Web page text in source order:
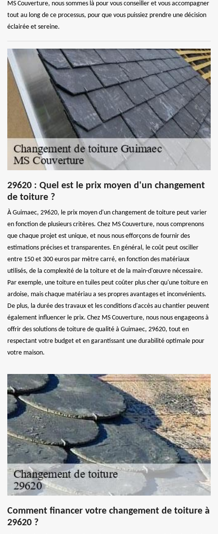
MS Couverture, nous sommes là pour vous conseiller et vous accompagner
tout au long de ce processus, pour que vous puissiez prendre une décision
éclairée et sereine.
29620 : Quel est le prix moyen d'un changement
de toiture ?
À Guimaec, 29620, le prix moyen d'un changement de toiture peut varier
en fonction de plusieurs critères. Chez MS Couverture, nous comprenons
que chaque projet est unique, et nous nous efforçons de fournir des
estimations précises et transparentes. En général, le coût peut osciller
entre 150 et 300 euros par mètre carré, en fonction des matériaux
utilisés, de la complexité de la toiture et de la main-d'œuvre nécessaire.
Par exemple, une toiture en tuiles peut coûter plus cher qu'une toiture en
ardoise, mais chaque matériau a ses propres avantages et inconvénients.
De plus, la durée des travaux et les conditions d'accès au chantier peuvent
également influencer le prix. Chez MS Couverture, nous nous engageons à
offrir des solutions de toiture de qualité à Guimaec, 29620, tout en
respectant votre budget et en garantissant une durabilité optimale pour
votre maison.
Comment financer votre changement de toiture à
29620 ?